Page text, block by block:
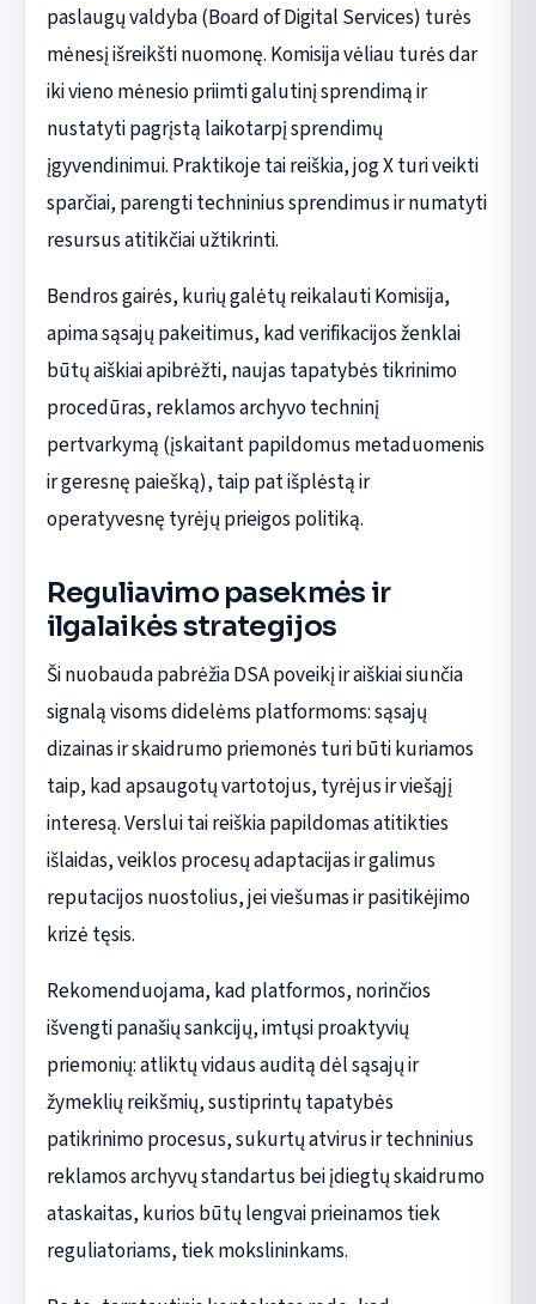
paslaugų valdyba (Board of Digital Services) turės
mėnesį išreikšti nuomonę. Komisija vėliau turės dar
iki vieno mėnesio priimti galutinį sprendimą ir
nustatyti pagrįstą laikotarpį sprendimų
įgyvendinimui. Praktikoje tai reiškia, jog X turi veikti
sparčiai, parengti techninius sprendimus ir numatyti
resursus atitikčiai užtikrinti.
Bendros gairės, kurių galėtų reikalauti Komisija,
apima sąsajų pakeitimus, kad verifikacijos ženklai
būtų aiškiai apibrėžti, naujas tapatybės tikrinimo
procedūras, reklamos archyvo techninį
pertvarkymą (įskaitant papildomus metaduomenis
ir geresnę paiešką), taip pat išplėstą ir
operatyvesnę tyrėjų prieigos politiką.
Reguliavimo pasekmės ir
ilgalaikės strategijos
Ši nuobauda pabrėžia DSA poveikį ir aiškiai siunčia
signalą visoms didelėms platformoms: sąsajų
dizainas ir skaidrumo priemonės turi būti kuriamos
taip, kad apsaugotų vartotojus, tyrėjus ir viešąjį
interesą. Verslui tai reiškia papildomas atitikties
išlaidas, veiklos procesų adaptacijas ir galimus
reputacijos nuostolius, jei viešumas ir pasitikėjimo
krizė tęsis.
Rekomenduojama, kad platformos, norinčios
išvengti panašių sankcijų, imtųsi proaktyvių
priemonių: atliktų vidaus auditą dėl sąsajų ir
žymeklių reikšmių, sustiprintų tapatybės
patikrinimo procesus, sukurtų atvirus ir techninius
reklamos archyvų standartus bei įdiegtų skaidrumo
ataskaitas, kurios būtų lengvai prieinamos tiek
reguliatoriams, tiek mokslininkams.